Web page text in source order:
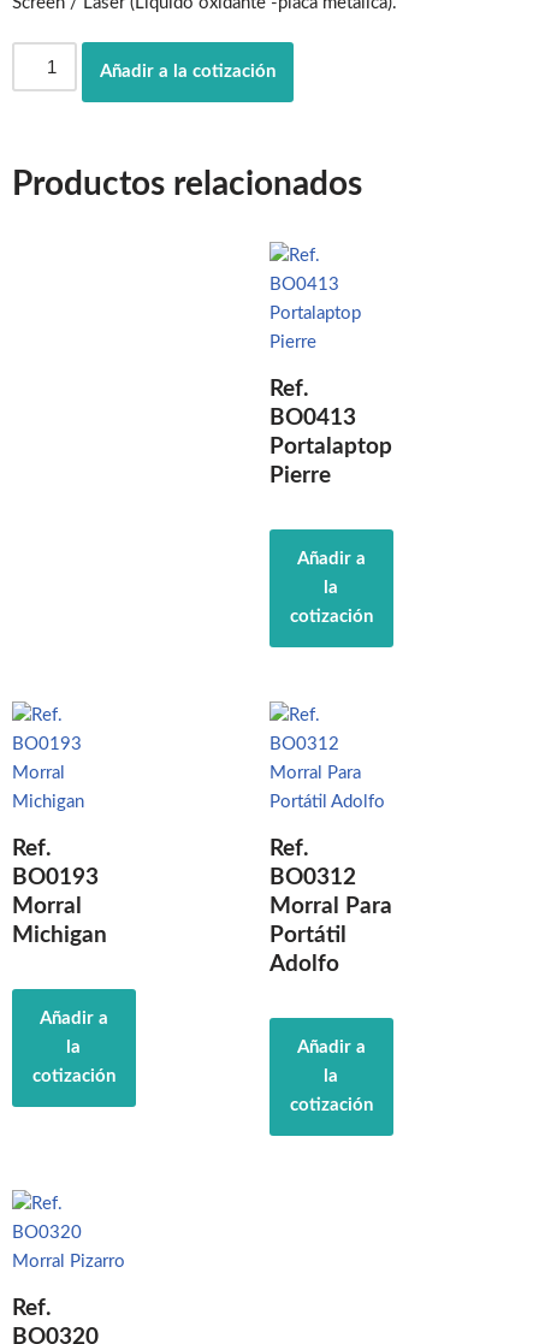
Añadir a la cotización
Productos relacionados
Ref.
BO0413
Portalaptop
Pierre
Añadir a
la
cotización
Ref.
BO0193
Morral
Michigan
Añadir a
la
cotización
Ref.
BO0312
Morral Para
Portátil
Adolfo
Añadir a
la
cotización
Ref.
BO0320